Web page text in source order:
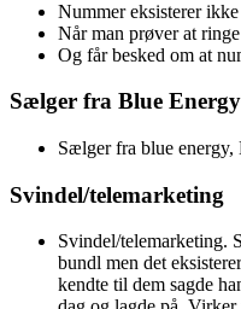
Nummer eksisterer
Når man prøver at
Og får besked om at
Sælger fra Blue Energy
Sælger fra blue energy,
Svindel/telemarketing
Svindel/telemarketing.
bundl men det
kendte til dem sagde